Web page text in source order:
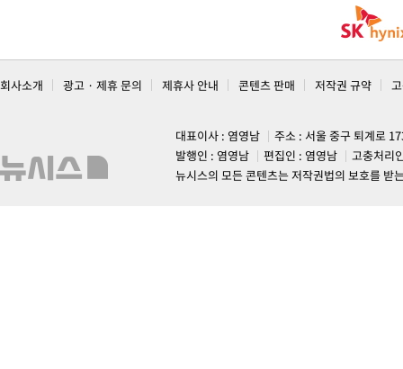
회사소개 광고 · 제휴 문의 제휴사 안내 콘텐츠 판매 저작권 규약
대표이사 : 염영남
주소 : 서울 중구 퇴계로
발행인 : 염영남
편집인 : 염영남
고충처리
뉴시스의 모든 콘텐츠는 저작권법의 보호를